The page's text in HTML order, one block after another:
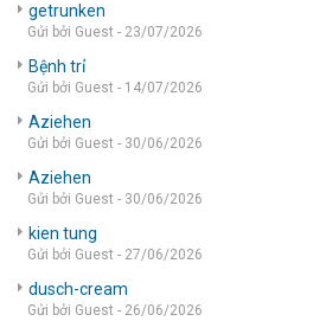
getrunken
Gửi bởi Guest - 23/07/2026
Bệnh trỉ
Gửi bởi Guest - 14/07/2026
Aziehen
Gửi bởi Guest - 30/06/2026
Aziehen
Gửi bởi Guest - 30/06/2026
kien tung
Gửi bởi Guest - 27/06/2026
dusch-cream
Gửi bởi Guest - 26/06/2026